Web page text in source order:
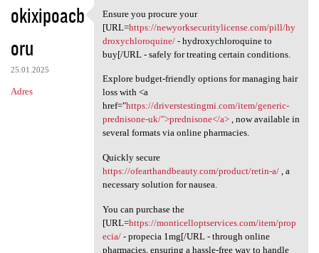
okixipoacb
oru
25.01.2025
Adres
Ensure you procure your [URL
Ensure you procure your
[URL=https://newyorksecuritylicense.com/pill/hy
droxychloroquine/- hydroxychloroquine to
buy[/URL - safely for treating certain conditions.
Explore budget-friendly options for managing hair
loss with <a
href="https://driverstestingmi.com/item/generic-
prednisone-uk/">prednisone</a>, now available in
several formats via online pharmacies.
Quickly secure
https://ofearthandbeauty.com/product/retin-a/, a
necessary solution for nausea.
You can purchase the
[URL=https://monticelloptservices.com/item/prop
ecia/- propecia 1mg[/URL - through online
pharmacies, ensuring a hassle-free way to handle